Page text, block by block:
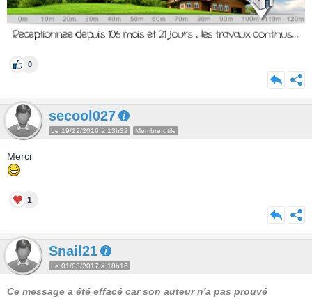
0
secool027
Le 19/12/2016 à 13h32 Membre utile
Merci
1
Snail21
Le 01/03/2017 à 18h16
Ce message a été effacé car son auteur n'a pas prouvé